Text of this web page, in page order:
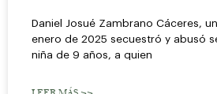
Daniel Josué Zambrano Cáceres,
enero de 2025 secuestró y abusó
niña de 9 años, a quien